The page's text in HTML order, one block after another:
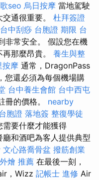
seo 烏日按摩 當地駕駛
通很重要。 杜拜簽證
台中刮痧 台胞證 期限 台
非常安全。 假設您在機
那麼昂貴。 養生與整
按摩 通常，DragonPass
您還必須為每個機場購
台中養生會館 台中西屯
冊的價格。 nearby
胞證 落地簽 整復學徒
需要什麼才能獲得
和酒吧為客人提供典型
文心路喬骨盆 撥筋創業
燴 推薦 在最後一刻，
，Wizz 記帳士 進修 Air